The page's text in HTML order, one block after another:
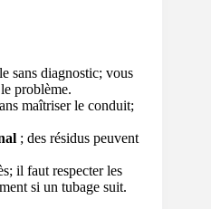
sans diagnostic; vous
problème.
maîtriser le conduit;
; des résidus peuvent
il faut respecter les
si un tubage suit.